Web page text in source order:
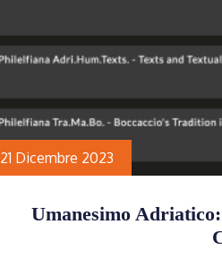
21 Dicembre 2023
Umanesimo